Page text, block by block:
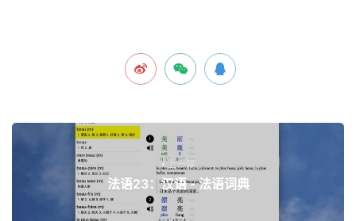
上一篇
法语23：汉语 - 法语词典